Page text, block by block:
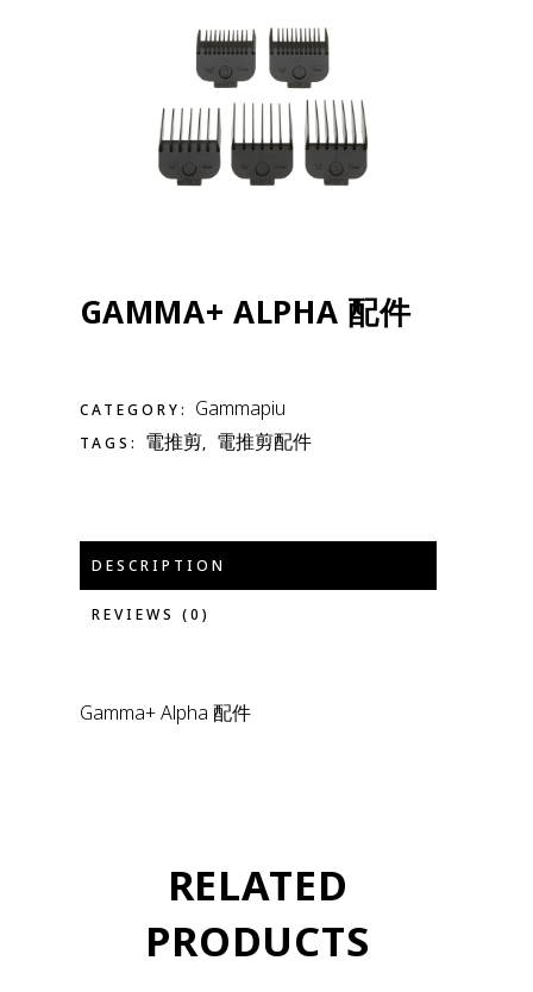
GAMMA+ ALPHA 配件
CATEGORY: Gammapiu
TAGS: 電推剪, 電推剪配件
DESCRIPTION
REVIEWS (0)
Gamma+ Alpha 配件
RELATED
PRODUCTS